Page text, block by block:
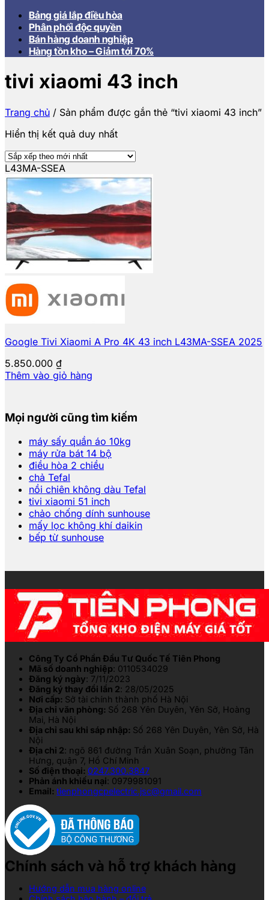
Bảng giá lắp điều hòa
Phân phối độc quyền
Bán hàng doanh nghiệp
Hàng tồn kho – Giảm tới 70%
tivi xiaomi 43 inch
Trang chủ / Sản phẩm được gắn thẻ “tivi xiaomi 43 inch”
Hiển thị kết quả duy nhất
L43MA-SSEA
Google Tivi Xiaomi A Pro 4K 43 inch L43MA-SSEA 2025
5.850.000 ₫
Thêm vào giỏ hàng
Mọi người cũng tìm kiếm
máy sấy quần áo 10kg
máy rửa bát 14 bộ
điều hòa 2 chiều
chả Tefal
nồi chiên không dàu Tefal
tivi xiaomi 51 inch
chảo chống dính sunhouse
mấy lọc không khí daikin
bếp từ sunhouse
Công Ty Cổ Phần Đầu Tư Quốc Tế Tiên Phong
Mã số doanh nghiệp: 0110534029
Đăng ký ngày: 7/11/2023
Đăng ký thay đổi lần 2: 28/05/2025
Nơi cấp: Sở tài chính thành phố Hà Nội
Địa chỉ văn phòng: Số 268 Yên Duyên, Yên Sở, Hoàng
Mai, Hà Nội
Địa chỉ sau khi sáp nhập: Số 268 Yên Duyên, Yên Sở, Hà
Nội
Địa chỉ 2: ngõ 861 đường Trần Xuân Soạn, phường Tân
Hưng, quận 7, Hồ Chí Minh
Số điện thoại: 0247.300.3847
Phản ánh khiếu nại: 0979981091
Email: tienphongcpelectric.jsc@gmail.com
Chính sách và hỗ trợ khách hàng
Hướng dẫn mua hàng online